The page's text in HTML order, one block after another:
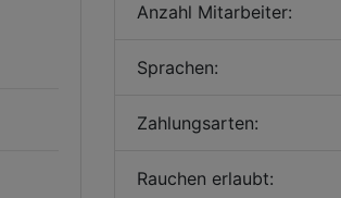
Anzahl Mitarbeiter:
Sprachen:
Zahlungsarten:
Rauchen erlaubt: